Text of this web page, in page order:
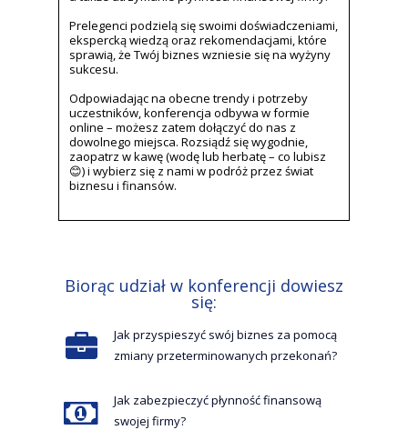
Prelegenci podzielą się swoimi doświadczeniami,
ekspercką wiedzą oraz rekomendacjami, które
sprawią, że Twój biznes wzniesie się na wyżyny
sukcesu.
Odpowiadając na obecne trendy i potrzeby
uczestników, konferencja odbywa w formie
online – możesz zatem dołączyć do nas z
dowolnego miejsca. Rozsiądź się wygodnie,
zaopatrz w kawę (wodę lub herbatę – co lubisz
😊) i wybierz się z nami w podróż przez świat
biznesu i finansów.
Jak przyspieszyć swój biznes za pomocą
zmiany przeterminowanych przekonań?
Biorąc udział w konferencji dowiesz
się:
Jak zabezpieczyć płynność finansową
swojej firmy?